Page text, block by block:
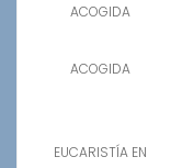
ACOGIDA
ACOGIDA
EUCARISTÍA EN